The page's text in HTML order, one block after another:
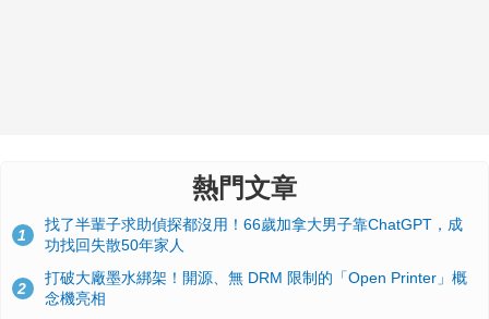
熱門文章
1
找了半輩子求助偵探都沒用！66歲加拿大男子靠ChatGPT，成
功找回失散50年家人
2
打破大廠墨水綁架！開源、無 DRM 限制的「Open Printer」概
念機亮相